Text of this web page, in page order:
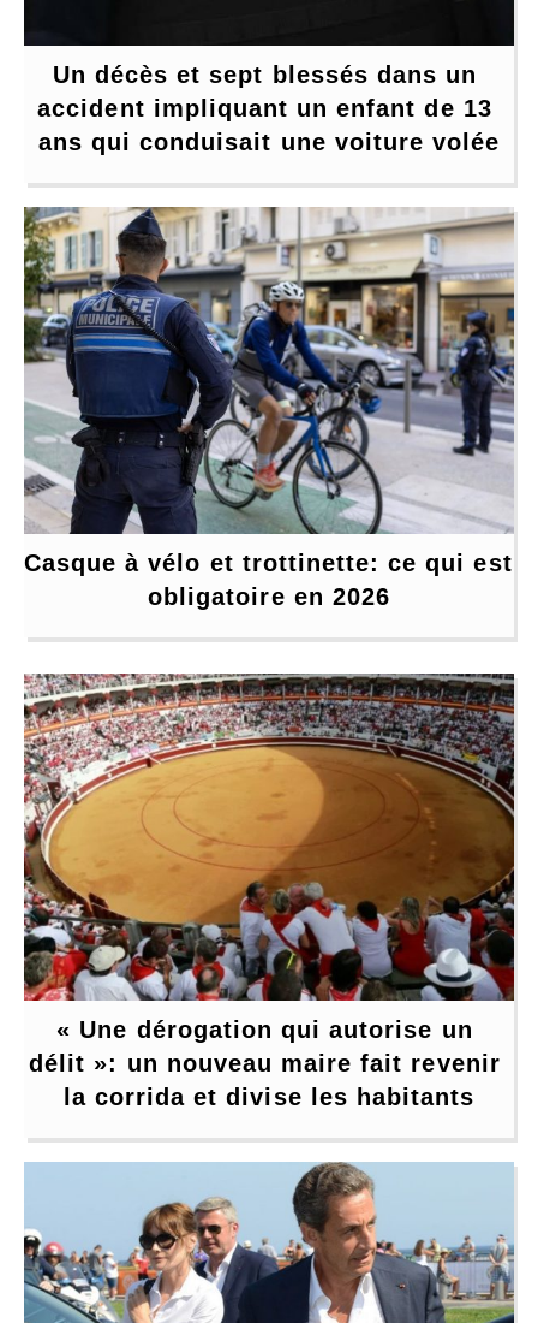
Un décès et sept blessés dans un
accident impliquant un enfant de 13
ans qui conduisait une voiture volée
Casque à vélo et trottinette: ce qui est
obligatoire en 2026
« Une dérogation qui autorise un
délit »: un nouveau maire fait revenir
la corrida et divise les habitants